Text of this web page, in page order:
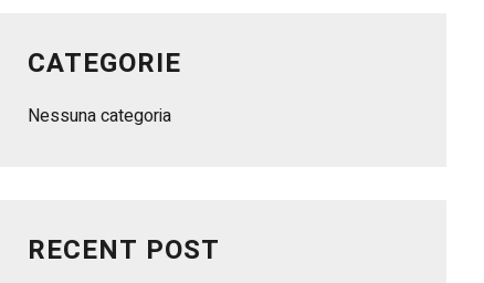
CATEGORIE
Nessuna categoria
RECENT POST